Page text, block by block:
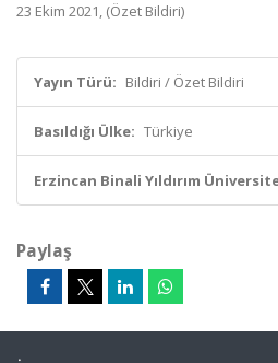
23 Ekim 2021, (Özet Bildiri)
Yayın Türü: Bildiri / Özet Bildiri
Basıldığı Ülke: Türkiye
Erzincan Binali Yıldırım
Paylaş